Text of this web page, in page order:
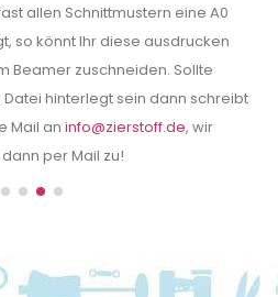
allen Schnittmustern eine A0
so könnt Ihr diese ausdrucken
Beamer zuschneiden. Sollte
Datei hinterlegt sein dann schreibt
Mail an info@zierstoff.de, wir
per Mail zu!